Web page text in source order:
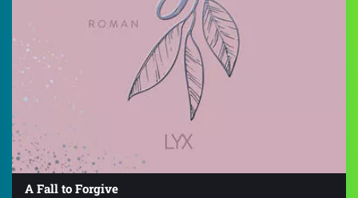
A Fall to Forgive